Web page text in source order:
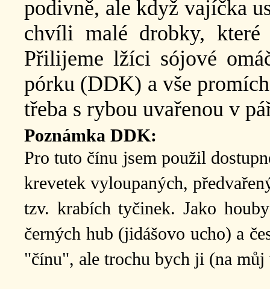
podivně, ale když vajíčka
chvíli malé drobky, které
Přilijeme lžíci sójové
pórku (DDK) a vše
třeba s rybou uvařenou v
Poznámka DDK:
Pro tuto čínu jsem použil
krevetek vyloupaných,
tzv. krabích tyčinek. Jako
černých hub (jidášovo ucho) a
"čínu", ale trochu bych ji (na